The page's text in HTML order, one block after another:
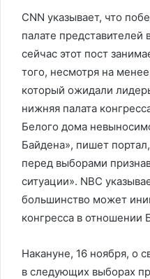
CNN указывает, что
палате представителей
сейчас этот пост
того, несмотря на
который ожидали
нижняя палата
Белого дома
Байдена», пишет
перед выборами
ситуации». NBC
большинство может
конгресса в отношении
Накануне, 16 ноября, о
в следующих выборах